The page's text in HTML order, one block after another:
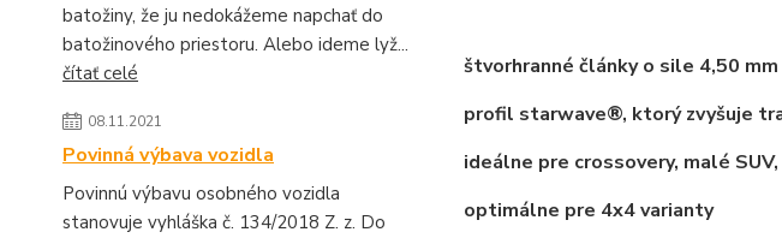
batožiny, že ju nedokážeme napchať do
batožinového priestoru. Alebo ideme lyž...
čítať celé
08.11.2021
Povinná výbava vozidla
Povinnú výbavu osobného vozidla
stanovuje vyhláška č. 134/2018 Z. z. Do
štvorhranné články o sile 4,50 mm
profil starwave®, ktorý zvyšuje
ideálne pre crossovery, malé
optimálne pre 4x4 varianty